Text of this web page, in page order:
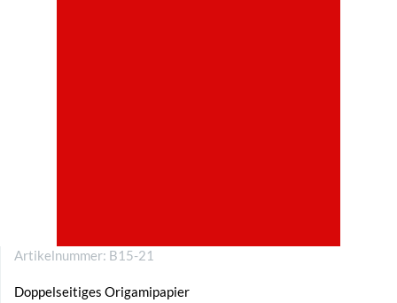
Artikelnummer: B15-21
Doppelseitiges Origamipapier